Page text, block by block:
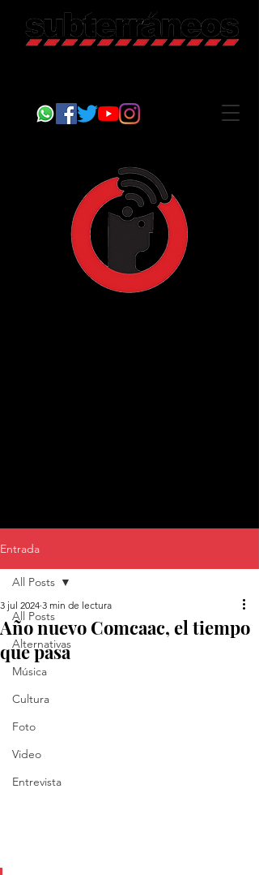
Entrada
All Posts
Alternativas
Música
Cultura
Foto
Video
Entrevista
All Posts
Año nuevo Comcaac, el tiempo
que pasa
3 jul 2024 3 min de lectura